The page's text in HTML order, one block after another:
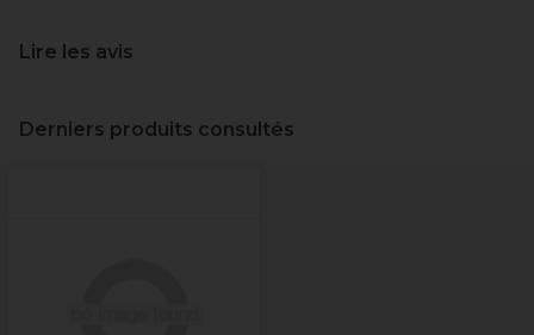
Lire les avis
Derniers produits consultés